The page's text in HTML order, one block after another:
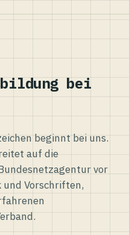
bei
beginnt bei uns.
auf die
vor
Vorschriften,